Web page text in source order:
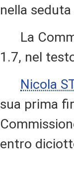
nella
La
1.7, nel
Nicola
sua prima
entro